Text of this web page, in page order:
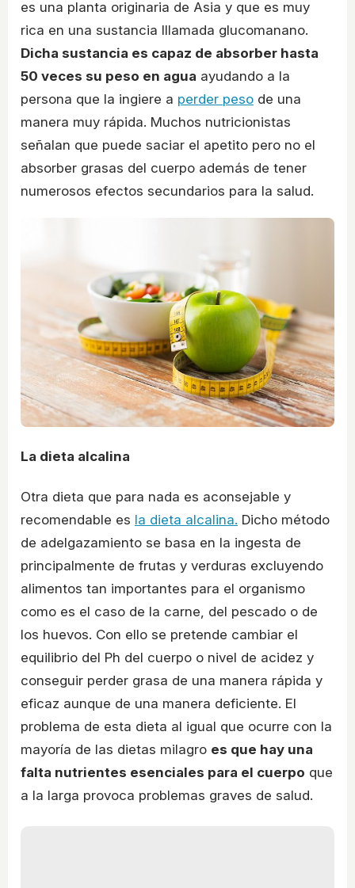
es una planta originaria de Asia y que es muy
rica en una sustancia lllamada glucomanano.
Dicha sustancia es capaz de absorber hasta
50 veces su peso en agua ayudando a la
persona que la ingiere a perder peso de una
manera muy rápida. Muchos nutricionistas
señalan que puede saciar el apetito pero no el
absorber grasas del cuerpo además de tener
numerosos efectos secundarios para la salud.
La dieta alcalina
Otra dieta que para nada es aconsejable y
recomendable es la dieta alcalina. Dicho método
de adelgazamiento se basa en la ingesta de
principalmente de frutas y verduras excluyendo
alimentos tan importantes para el organismo
como es el caso de la carne, del pescado o de
los huevos. Con ello se pretende cambiar el
equilibrio del Ph del cuerpo o nivel de acidez y
conseguir perder grasa de una manera rápida y
eficaz aunque de una manera deficiente. El
problema de esta dieta al igual que ocurre con la
mayoría de las dietas milagro es que hay una
falta nutrientes esenciales para el cuerpo que
a la larga provoca problemas graves de salud.